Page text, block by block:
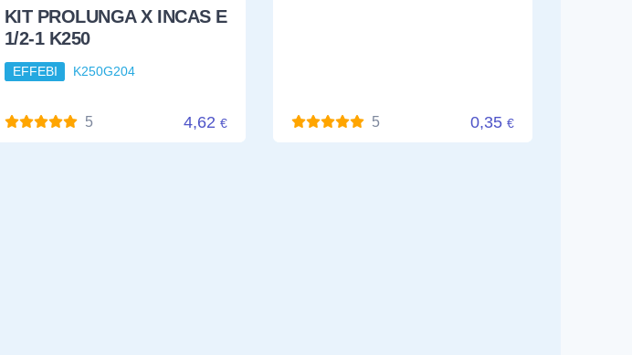
KIT PROLUNGA X INCAS E
1/2-1 K250
EFFEBI K250G204
5 4,62 € 5 0,35 €